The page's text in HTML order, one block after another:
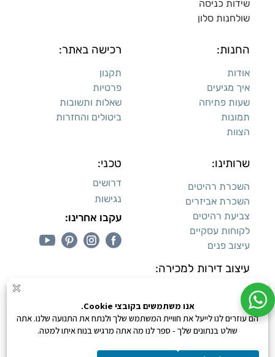
שידות כניסה
שולחנות סלון
החנות:
אודות
איך מגיעים
שעות פתיחה
תמונות
הצוות
רכישה באתר:
תקנון
פרטיות
שאלות ותשובות
ביטולים והחזרות
שרותינו:
השכרת רהיטים
השכרת אביזרים
צביעת רהיטים
לקוחות עסקיים
עיצוב פנים
עיצוב דירות למכירה:
טכני:
דרושים
נגישות
עקבו אחרינו:
קנייה מאובטחת 0